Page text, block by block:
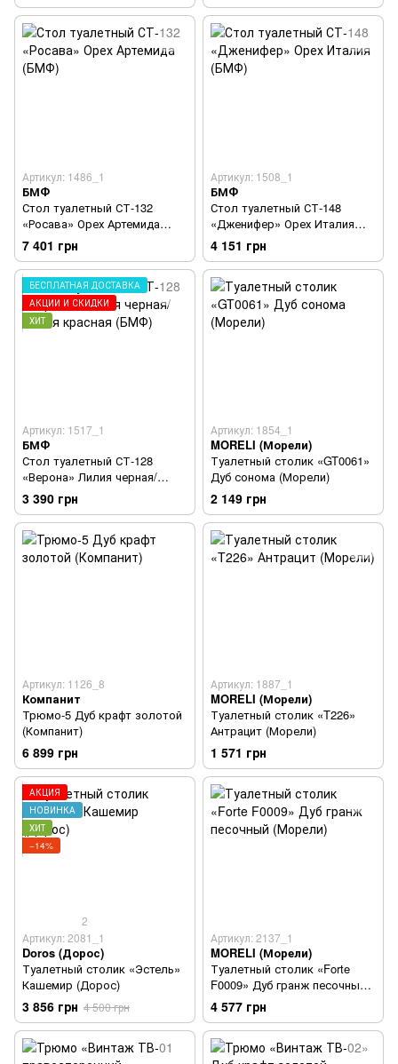
Артикул: 1486_1
БМФ
Стол туалетный СТ-132
«Росава» Орех Артемида
(БМФ)
7 401 грн
Артикул: 1508_1
БМФ
Стол туалетный СТ-148
«Дженифер» Орех Италия
(БМФ)
4 151 грн
БЕСПЛАТНАЯ ДОСТАВКА
АКЦИИ И СКИДКИ
ХИТ
Артикул: 1517_1
БМФ
Стол туалетный СТ-128
«Верона» Лилия черная/
Лилия красная (БМФ)
3 390 грн
Артикул: 1854_1
MORELI (Морели)
Туалетный столик «GT0061»
Дуб сонома (Морели)
2 149 грн
Артикул: 1126_8
Компанит
Трюмо-5 Дуб крафт золотой
(Компанит)
6 899 грн
Артикул: 1887_1
MORELI (Морели)
Туалетный столик «T226»
Антрацит (Морели)
1 571 грн
АКЦИЯ
НОВИНКА
ХИТ
−14%
2
Артикул: 2081_1
Doros (Дорос)
Туалетный столик «Эстель»
Кашемир (Дорос)
3 856 грн 4 500 грн
Артикул: 2137_1
MORELI (Морели)
Туалетный столик «Forte
F0009» Дуб гранж песочный
(Морели)
4 577 грн